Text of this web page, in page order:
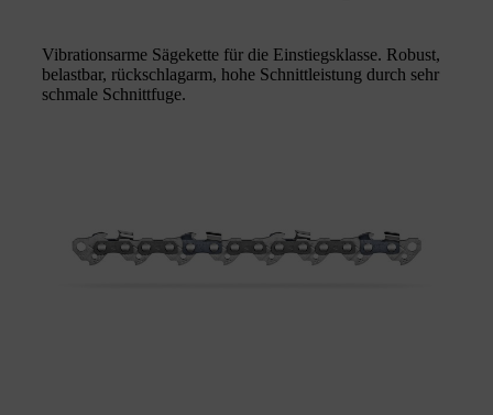
Vibrationsarme Sägekette für die Einstiegsklasse. Robust,
belastbar, rückschlagarm, hohe Schnittleistung durch sehr
schmale Schnittfuge.